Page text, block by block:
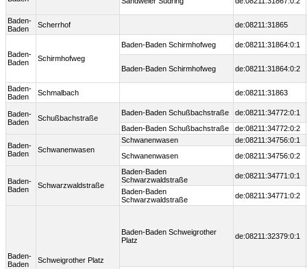
Baden-
Baden
Scherrhof de:08211:31865
Baden-
Baden
Schirmhofweg
Baden-Baden Schirmhofweg de:08211:31864:0:1
Baden-Baden Schirmhofweg de:08211:31864:0:2
Baden-
Baden
Schmalbach de:08211:31863
Baden-
Baden
Schußbachstraße
Baden-Baden Schußbachstraße
de:08211:34772:0:1
Baden-Baden Schußbachstraße
de:08211:34772:0:2
Baden-
Baden
Schwanenwasen
Schwanenwasen
de:08211:34756:0:1
Schwanenwasen
de:08211:34756:0:2
Baden-
Baden
Schwarzwaldstraße
Baden-Baden
Schwarzwaldstraße
de:08211:34771:0:1
Baden-Baden
Schwarzwaldstraße
de:08211:34771:0:2
Baden-
Baden
Schweigrother Platz
Baden-Baden Schweigrother
Platz
de:08211:32379:0:1